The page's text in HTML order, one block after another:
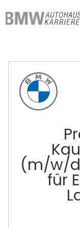
(m/w/
für